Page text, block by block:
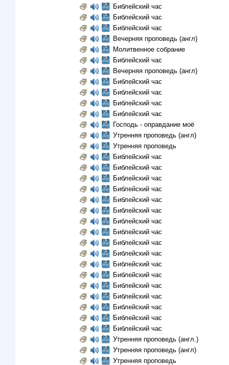
Библейский час
Библейский час
Библейский час
Вечерняя проповедь (англ)
Молитвенное собрание
Библейский час
Вечерняя проповедь (англ)
Библейский час
Библейский час
Библейский час
Библейский час
Господь - оправдание моё
Утренняя проповедь (англ)
Утренняя проповедь
Библейский час
Библейский час
Библейский час
Библейский час
Библейский час
Библейский час
Библейский час
Библейский час
Библейский час
Библейский час
Библейский час
Библейский час
Библейский час
Библейский час
Библейский час
Библейский час
Библейский час
Утренняя проповедь (англ.)
Утренняя проповедь (англ)
Утренняя проповедь